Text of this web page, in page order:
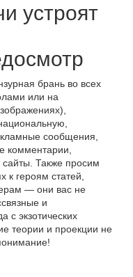
устроят
брань во всех
или на
сообщения,
комментарии,
Также просим
к героям статей,
— они вас не
и
с экзотических
теории и проекции не